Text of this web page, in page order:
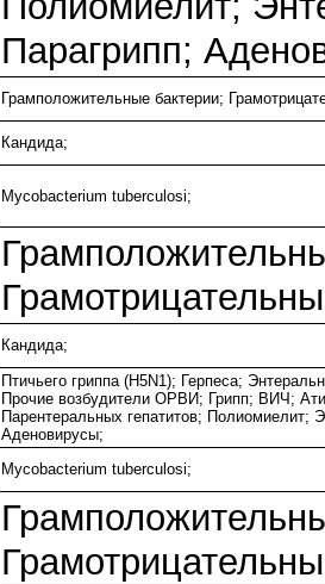
Парагрипп;
Грамположительные бактерии;
Кандида;
Mycobacterium tuberculosi;
Кандида;
Птичьего гриппа (H5N1); Герпеса;
Прочие возбудители ОРВИ; Грипп; ВИЧ;
Парентеральных гепатитов; Полиомиелит;
Аденовирусы;
Mycobacterium tuberculosi;